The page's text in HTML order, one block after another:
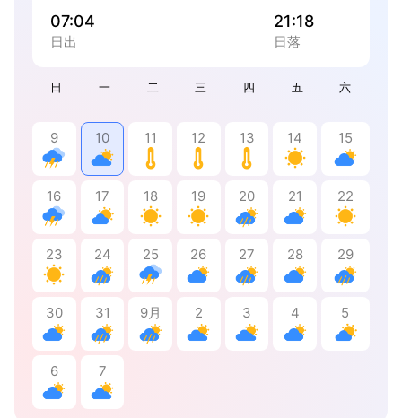
日 一 二 三 四 五 六
9 10 11 12 13 14 15
16 17 18 19 20 21 22
23 24 25 26 27 28 29
30 31 9月 2 3 4 5
6 7
07:04
日出
21:18
日落